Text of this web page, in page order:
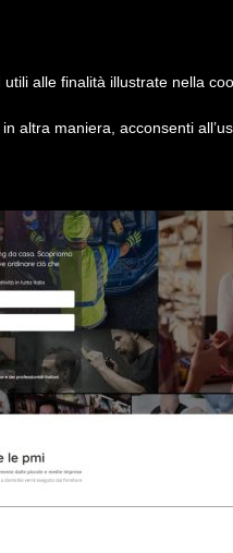
alle finalità illustrate nella
altra maniera, acconsenti